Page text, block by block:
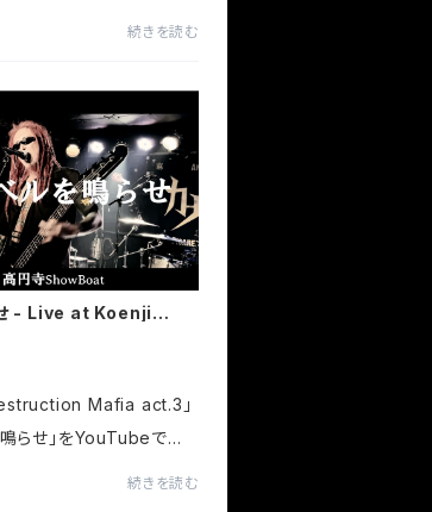
レグ act.7』を配信リリー
live ...
続きを読む
- Live at Koenji
Mafia act.3」
らせ」をYouTubeで公
続きを読む